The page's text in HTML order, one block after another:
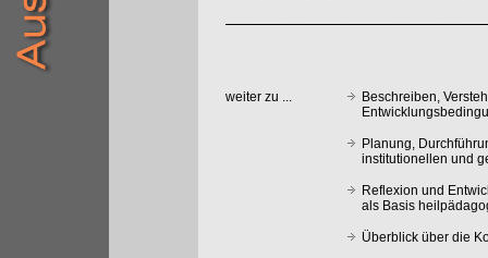
weiter zu ...
Beschreiben,
Planung,
institutionellen und
Reflexion und
als Basis
Überblick über die